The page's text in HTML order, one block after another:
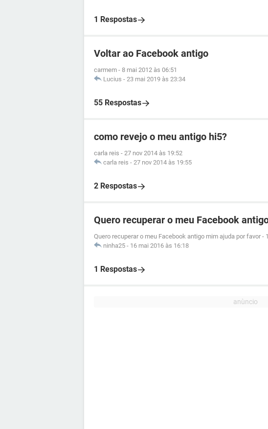
1 Respostas
Voltar ao Facebook antigo
carmem - 8 mai 2012 às 06:51
Lucius - 23 mai 2019 às 23:34
55 Respostas
como revejo o meu antigo hi5?
carla reis - 27 nov 2014 às 19:52
carla reis - 27 nov 2014 às 19:55
2 Respostas
Quero recuperar o meu Facebook
Quero recuperar o meu Facebook antigo mim ajuda por favor -
ninha25 - 16 mai 2016 às 16:18
1 Respostas